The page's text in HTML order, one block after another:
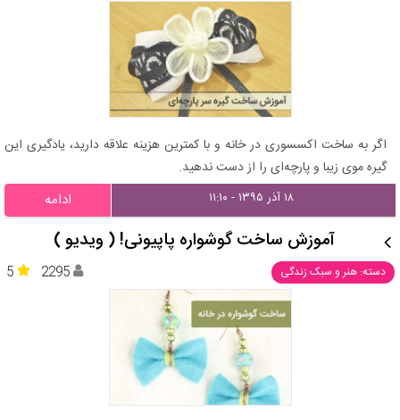
اگر به ساخت اکسسوری در خانه و با کمترین هزینه علاقه دارید، یادگیری این
گیره موی زیبا و پارچه‌ای را از دست ندهید.
۱۸ آذر ۱۳۹۵ - ۱۱:۱۰ ادامه
آموزش ساخت گوشواره پاپیونی! ( ویدیو )
دسته: هنر و سبک زندگی 5 2295